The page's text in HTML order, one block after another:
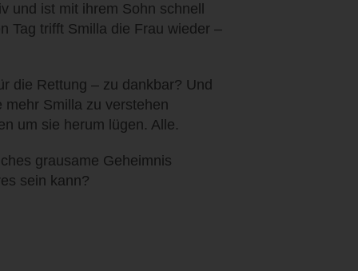
und ist mit ihrem Sohn schnell
Tag trifft Smilla die Frau wieder –
die Rettung – zu dankbar? Und
Smilla zu verstehen
um sie herum lügen. Alle.
grausame Geheimnis
sein kann?